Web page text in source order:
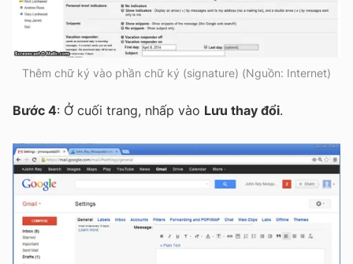
Thêm chữ ký vào phần chữ ký (signature) (Nguồn: Internet)
Bước 4: Ở cuối trang, nhấp vào Lưu thay đổi.